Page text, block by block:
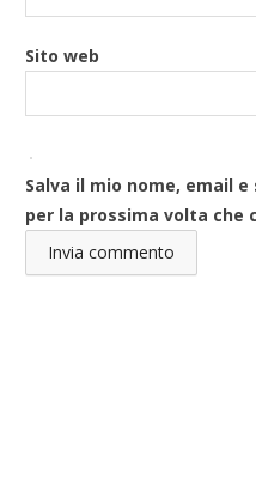
Sito web
Salva il mio nome, email
per la prossima volta che